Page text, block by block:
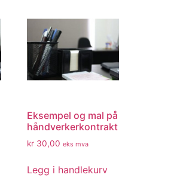
Eksempel og mal på
håndverkerkontrakt
kr 30,00 eks mva
Legg i handlekurv